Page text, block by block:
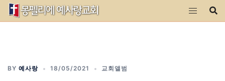
Skip
BY 예사랑 18/05/2021 교회앨범